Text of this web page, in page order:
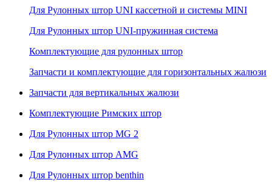
Для Рулонных штор UNI кассетной и системы MINI
Для Рулонных штор UNI-пружинная система
Комплектующие для рулонных штор
Запчасти и комплектующие для горизонтальных жалюзи
Запчасти для вертикальных жалюзи
Комплектующие Римских штор
Для Рулонных штор MG 2
Для Рулонных штор AMG
Для Рулонных штор benthin